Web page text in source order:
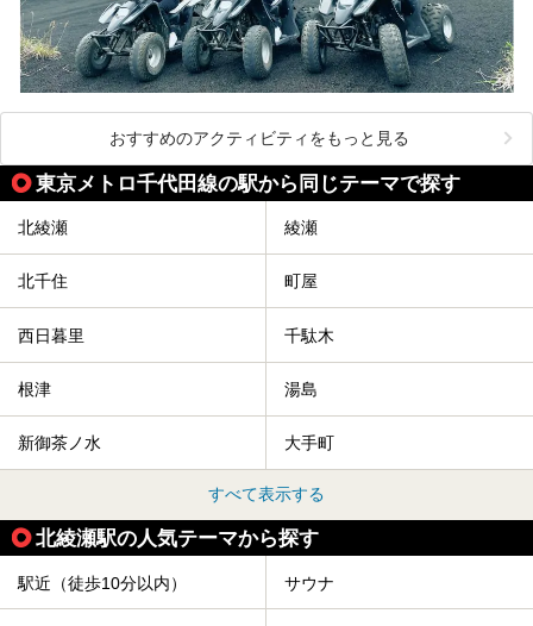
おすすめのアクティビティをもっと見る
東京メトロ千代田線の駅から同じテーマで探す
北綾瀬 綾瀬
北千住 町屋
西日暮里 千駄木
根津 湯島
新御茶ノ水 大手町
すべて表示する
北綾瀬駅の人気テーマから探す
駅近（徒歩10分以内） サウナ